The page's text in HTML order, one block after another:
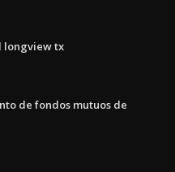
longview tx
de fondos mutuos de